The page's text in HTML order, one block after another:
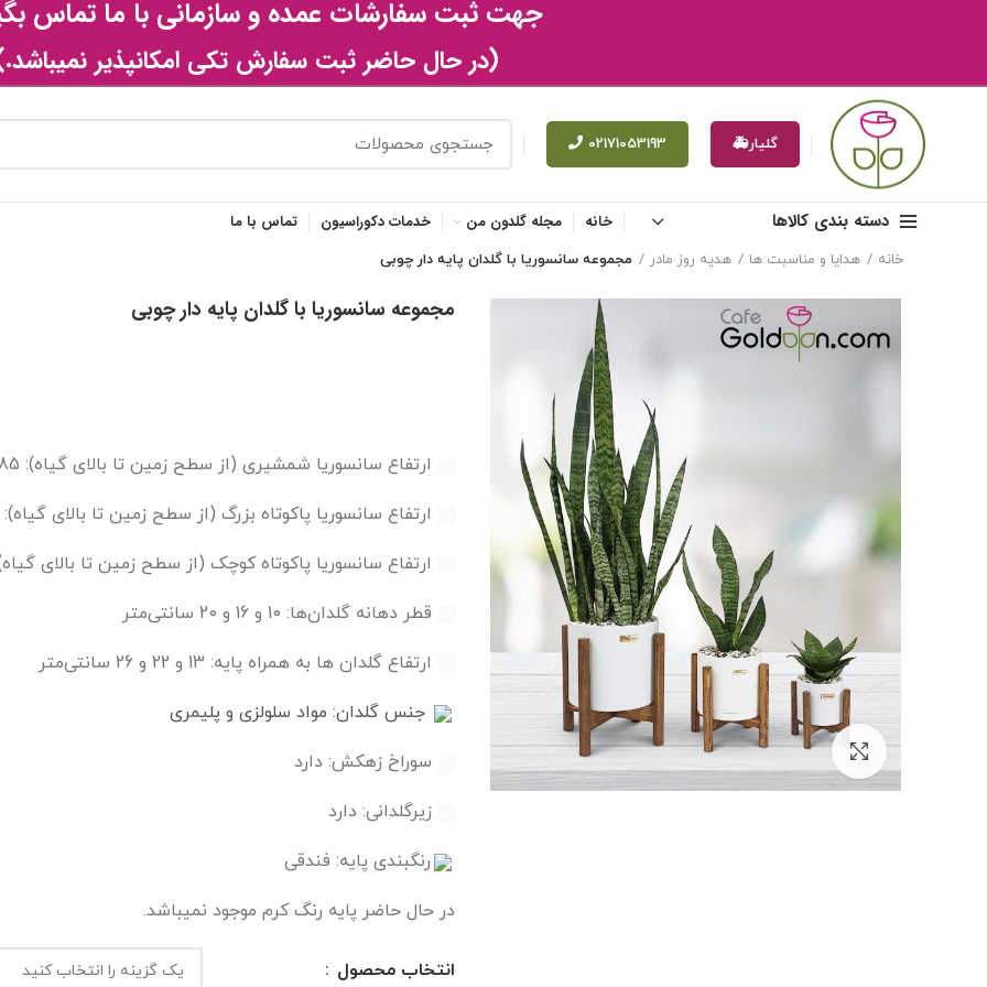
جهت ثبت سفارشات عمده و سازمانی با ما تماس
(در حال حاضر ثبت سفارش تکی امکانپذیر
گلیار🚑 02171053193
دسته بندی کالاها خانه مجله گلدون من خدمات دکوراسیون تماس با ما
خانه هدایا و مناسبت ها هدیه روز مادر مجموعه سانسوریا با گلدان پایه دار چوبی
بزرگنمایی تصویر
مجموعه سانسوریا با گلدان پایه دار چوبی
ارتفاع سانسوریا شمشیری (از سطح زمین تا بالای گیاه): 85 سانتی‌متر
ارتفاع سانسوریا پاکوتاه بزرگ (از سطح زمین تا بالای گیاه): 35
ارتفاع سانسوریا پاکوتاه کوچک (از سطح زمین تا بالای گیاه): 20 سانتی
قطر دهانه گلدان‌ها: 10 و 16 و 20 سانتی‌متر
ارتفاع گلدان ها به همراه پایه: 13 و 22 و 26 سانتی‌متر
جنس گلدان: مواد سلولزی و پلیمری
سوراخ زهکش: دارد
زیرگلدانی: دارد
رنگبندی پایه: فندقی
در حال حاضر پایه رنگ کرم موجود نمیباشد.
انتخاب محصول